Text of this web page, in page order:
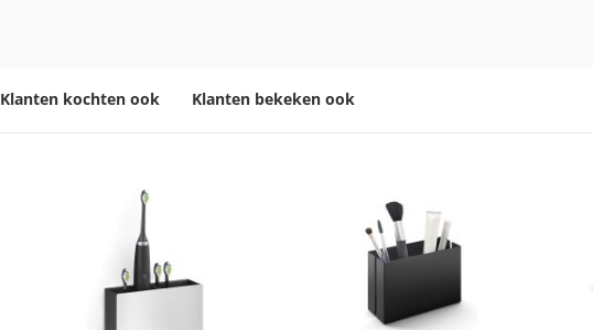
Klanten kochten ook Klanten bekeken ook